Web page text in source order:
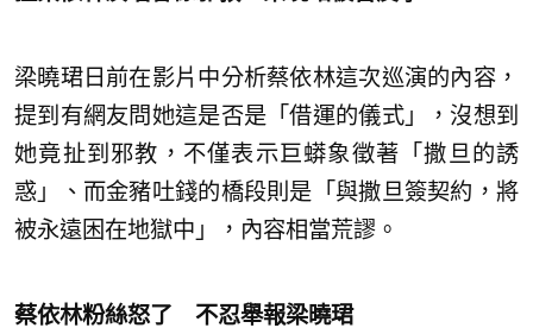
梁曉珺日前在影片中分析蔡依林這次巡演的內容，
提到有網友問她這是否是「借運的儀式」，沒想到
她竟扯到邪教，不僅表示巨蟒象徵著「撒旦的誘
惑」、而金豬吐錢的橋段則是「與撒旦簽契約，將
被永遠困在地獄中」，內容相當荒謬。
蔡依林粉絲怒了 不忍舉報梁曉珺